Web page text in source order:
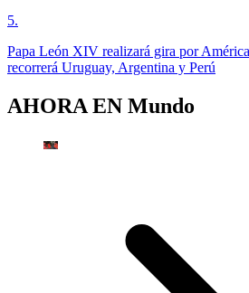
5.
Papa León XIV realizará gira por
recorrerá Uruguay, Argentina y Perú
AHORA EN Mundo